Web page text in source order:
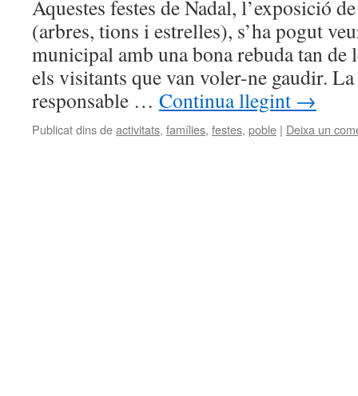
Aquestes festes de Nadal, l’exposició
(arbres, tions i estrelles), s’ha pogut
municipal amb una bona rebuda tan de
els visitants que van voler-ne gaudir.
responsable … Continua llegint →
Publicat dins deactivitats, famílies, festes, poble | Deixa un